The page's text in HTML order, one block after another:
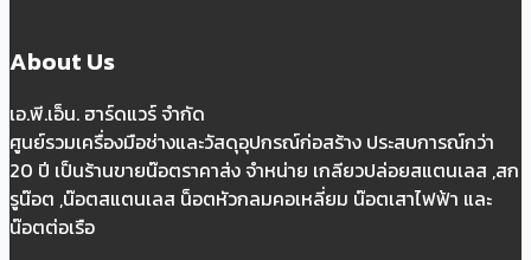
About Us
เอ.พี.เอ็น. ฮาร์ดแวร์ จำกัด
ศูนย์รวมเครื่องมือช่างและวัสดุอุปกรณ์ก่อสร้าง ประสบการณ์กว่า
20 ปี เป็นร้านขายน๊อตราคาส่ง จำหน่าย เกลียวปล่อยสแตนเลส ,สก
รูน๊อต ,น๊อตสแตนเลส น็อตหัวกลมคอเหลี่ยม น๊อตเสาไฟฟ้า และ
น๊อตต่อเรือ